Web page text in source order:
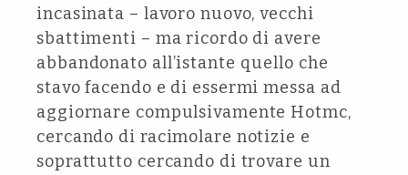
incasinata – lavoro nuovo, vecchi
sbattimenti – ma ricordo di avere
abbandonato all’istante quello che
stavo facendo e di essermi messa ad
aggiornare compulsivamente Hotmc,
cercando di racimolare notizie e
soprattutto cercando di trovare un